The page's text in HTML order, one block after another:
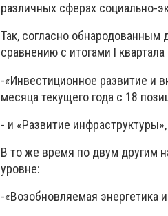
различных сферах социально-
Так, согласно обнародованным
сравнению с итогами І
-«Инвестиционное развитие и
месяца текущего года с 18
- и «Развитие
В то же время по двум другим
уровне:
-«Возобновляемая энергетика